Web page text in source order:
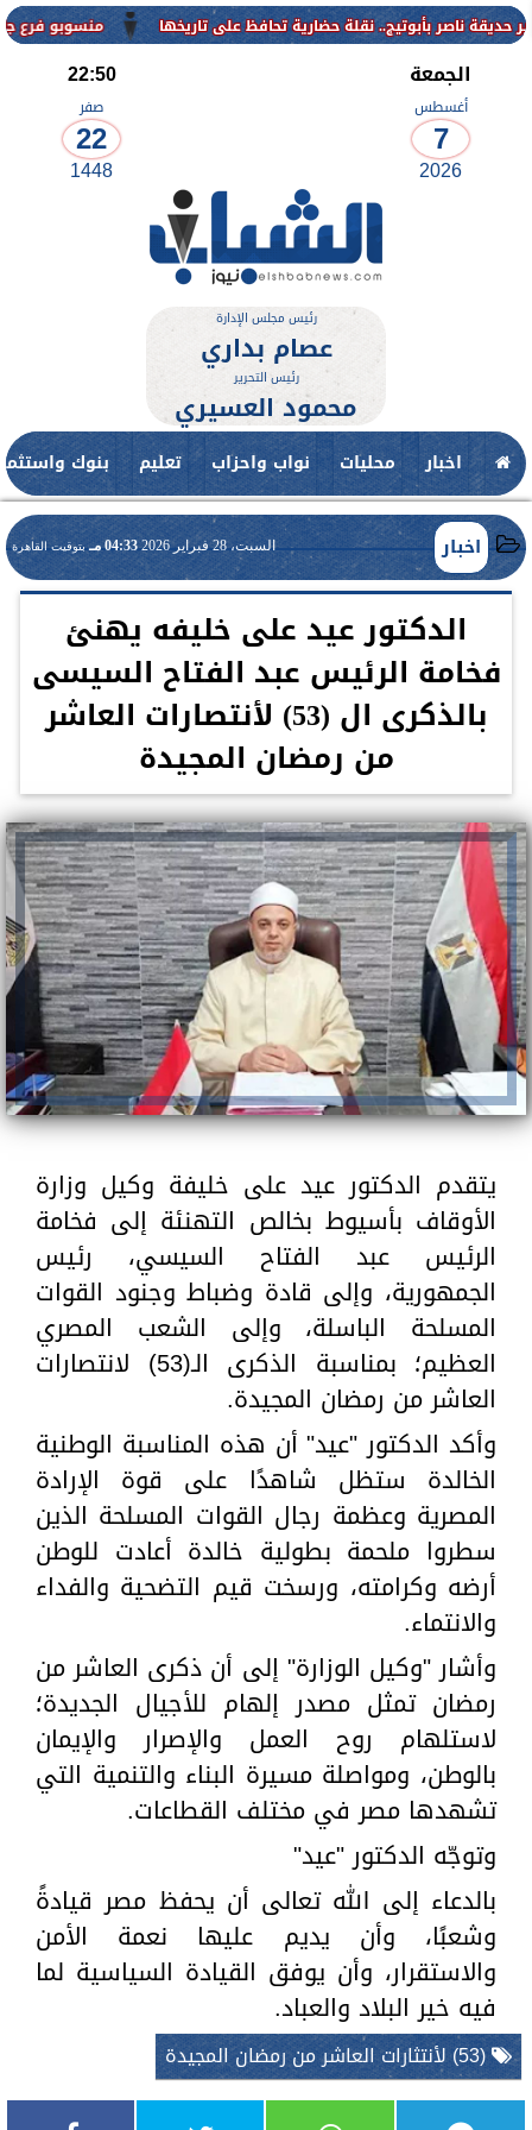
منسوبو فرع جامعة
الجمعة
أغسطس
7
2026
22:50
صفر
22
1448
رئيس مجلس الإدارة
عصام بداري
رئيس التحرير
محمود العسيري
اخبار محليات نواب واحزاب تعليم بنوك
اخبار السبت، 28 فبراير 2026 04:33 مـ بتوقيت القاهرة
الدكتور عيد على خليفه يهنئ
فخامة الرئيس عبد الفتاح السيسى
بالذكرى ال (53) لأنتصارات العاشر
من رمضان المجيدة
يتقدم الدكتور عيد على خليفة وكيل وزارة
الأوقاف بأسيوط بخالص التهنئة إلى فخامة
الرئيس عبد الفتاح السيسي، رئيس
الجمهورية، وإلى قادة وضباط وجنود القوات
المسلحة الباسلة، وإلى الشعب المصري
العظيم؛ بمناسبة الذكرى الـ(53) لانتصارات
العاشر من رمضان المجيدة.
وأكد الدكتور "عيد" أن هذه المناسبة الوطنية
الخالدة ستظل شاهدًا على قوة الإرادة
المصرية وعظمة رجال القوات المسلحة الذين
سطروا ملحمة بطولية خالدة أعادت للوطن
أرضه وكرامته، ورسخت قيم التضحية والفداء
والانتماء.
وأشار "وكيل الوزارة" إلى أن ذكرى العاشر من
رمضان تمثل مصدر إلهام للأجيال الجديدة؛
لاستلهام روح العمل والإصرار والإيمان
بالوطن، ومواصلة مسيرة البناء والتنمية التي
تشهدها مصر في مختلف القطاعات.
وتوجّه الدكتور "عيد"
بالدعاء إلى الله تعالى أن يحفظ مصر قيادةً
وشعبًا، وأن يديم عليها نعمة الأمن
والاستقرار، وأن يوفق القيادة السياسية لما
فيه خير البلاد والعباد.
(53) لأنتثارات العاشر من رمضان المجيدة